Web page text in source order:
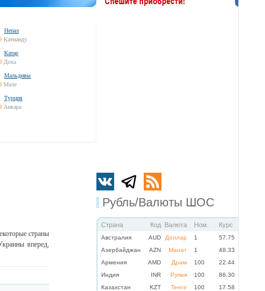
Непал
Катманду
Катар
Доха
Мальдивы
Мале
Турция
Анкара
Рубль/Валюты ШОС
Страна Код Валюта Ном. Курс
Австралия AUD Доллар 1
57.75
Азербайджан
AZN Манат 1
48.33
Армения
AMD Драм 100
22.44
Индия
INR Рупия 100
86.30
Казахстан
KZT Тенге 100
17.58
страны
вперед,